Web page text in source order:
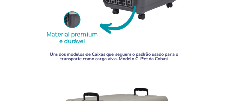
Um dos modelos de Caixas que seguem o padrão usado para o
transporte como carga viva. Modelo C-Pet da Cobasi